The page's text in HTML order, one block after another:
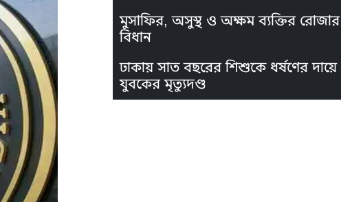
মুসাফির, অসুস্থ ও অক্ষম ব্যক্তির রোজার
বিধান
ঢাকায় সাত বছরের শিশুকে ধর্ষণের দায়ে
যুবকের মৃত্যুদণ্ড